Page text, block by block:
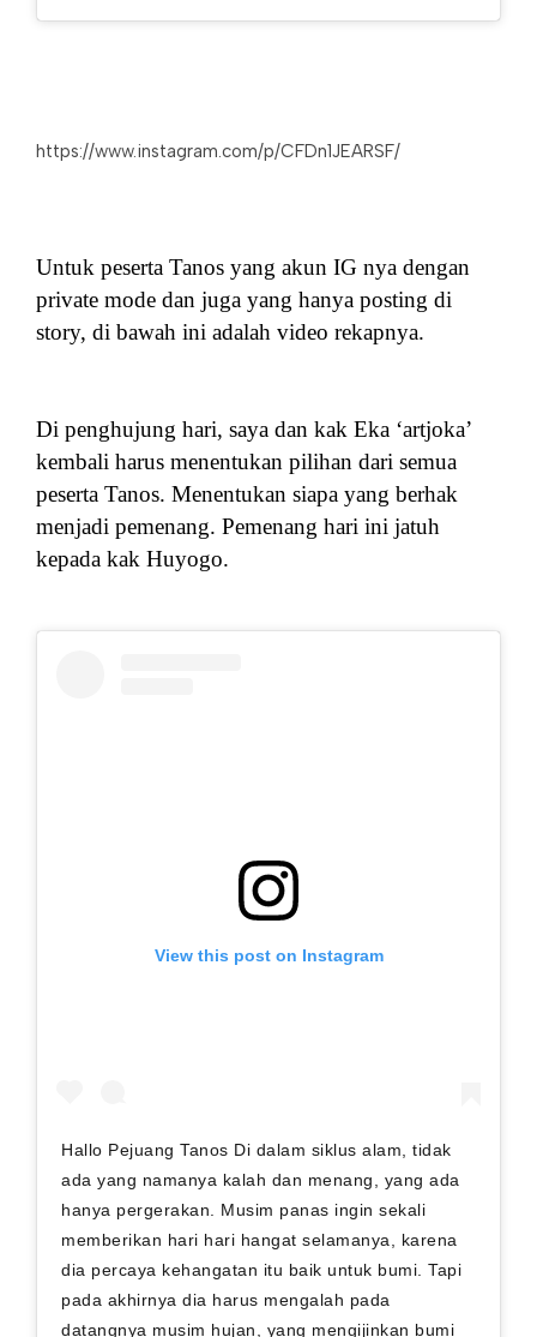
https://www.instagram.com/p/CFDn1JEARSF/
Untuk peserta Tanos yang akun IG nya dengan
private mode dan juga yang hanya posting di
story, di bawah ini adalah video rekapnya.
Di penghujung hari, saya dan kak Eka ‘artjoka’
kembali harus menentukan pilihan dari semua
peserta Tanos. Menentukan siapa yang berhak
menjadi pemenang. Pemenang hari ini jatuh
kepada kak Huyogo.
View this post on Instagram
Hallo Pejuang Tanos Di dalam siklus alam, tidak
ada yang namanya kalah dan menang, yang ada
hanya pergerakan. Musim panas ingin sekali
memberikan hari hari hangat selamanya, karena
dia percaya kehangatan itu baik untuk bumi. Tapi
pada akhirnya dia harus mengalah pada
datangnya musim hujan, yang mengijinkan bumi